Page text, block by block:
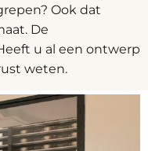
Ook dat
De
u al een ontwerp
weten.